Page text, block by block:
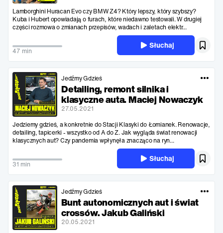
Lamborghini Huracan Evo czy BMW Z4? Który lepszy, który szybszy?
Kuba i Hubert opowiadają o furach, które niedawno testowali. W drugiej
części rozmowa o zmianach przepisów, wadach i zaletach elektr...
47 min
Słuchaj
Jedźmy Gdzieś
Detailing, remont silnika i
klasyczne auta. Maciej Nowaczyk
27.05.2021
Jedziemy gdzieś, a konkretnie do Stacji Klasyki do Łomianek. Renowacje,
detailing, tapicerki - wszystko od A do Z. Jak wygląda świat renowacji
klasycznych aut? Czy pandemia wpłynęła znacząco na ryn...
31 min
Słuchaj
Jedźmy Gdzieś
Bunt autonomicznych aut i świat
crossów. Jakub Galiński
20.05.2021